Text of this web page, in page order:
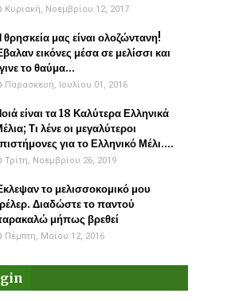
Κυριακή, Νοεμβρίου 12, 2017
θρησκεία μας είναι ολοζώντανη!
εικόνες μέσα σε μελίσσι και
το θαύμα...
Παρασκευή, Ιουλίου 01, 2016
είναι τα 18 Καλύτερα Ελληνικά
Τι λένε οι μεγαλύτεροι
για το Ελληνικό Μέλι....
Τρίτη, Νοεμβρίου 26, 2019
το μελισσοκομικό μου
Διαδώστε το παντού
μήπως βρεθεί
Πέμπτη, Μαΐου 12, 2016